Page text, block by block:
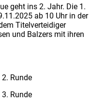
geht ins 2. Jahr. Die 1.
ab 10 Uhr in der
Titelverteidiger
und Balzers mit ihren
Runde
Runde